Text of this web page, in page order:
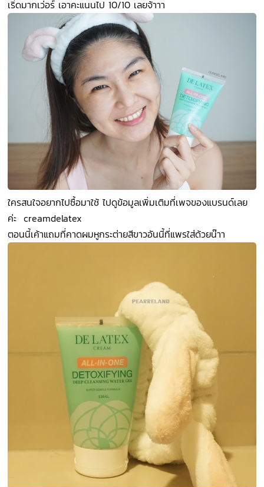
เริ่ดมากเว่อร์ เอาคะแนนไป 10/10 เลยจ้าาา
ใครสนใจอยากไปซื้อมาใช้ ไปดูข้อมูลเพิ่มเติมที่เพจของแบรนด์เลย
ค่ะ creamdelatex
ตอนนี้เค้าแถมที่คาดผมหูกระต่ายสีขาวอันนี้ที่แพรใส่ด้วยน๊าา